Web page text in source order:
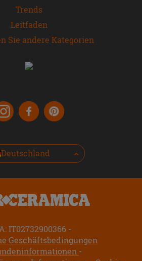
Trends
Leitfaden
Sie andere Kategorien
Deutschland
IT02732900366
Geschäftsbedingungen